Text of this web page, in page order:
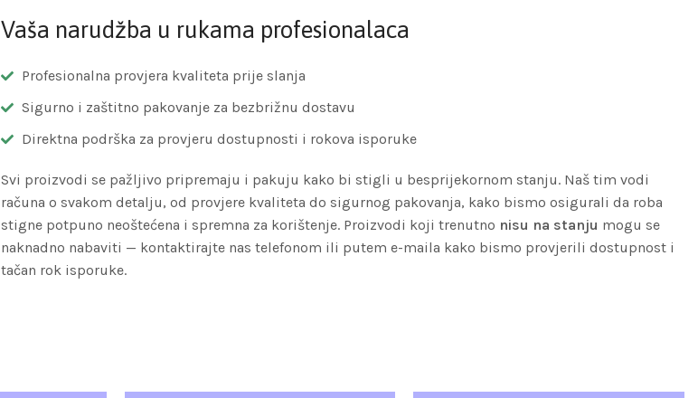
Vaša narudžba u rukama profesionalaca
Profesionalna provjera kvaliteta prije slanja
Sigurno i zaštitno pakovanje za bezbrižnu dostavu
Direktna podrška za provjeru dostupnosti i rokova isporuke
Svi proizvodi se pažljivo pripremaju i pakuju kako bi stigli u besprijekornom stanju. Naš tim vodi
računa o svakom detalju, od provjere kvaliteta do sigurnog pakovanja, kako bismo osigurali da roba
stigne potpuno neoštećena i spremna za korištenje. Proizvodi koji trenutno nisu na stanju mogu se
naknadno nabaviti — kontaktirajte nas telefonom ili putem e-maila kako bismo provjerili dostupnost i
tačan rok isporuke.